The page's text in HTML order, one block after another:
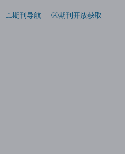
期刊导航 期刊开放获取